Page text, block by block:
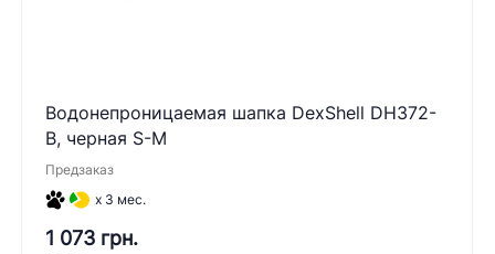
Водонепроницаемая шапка DexShell DH372-
B, черная S-M
Предзаказ
x 3 мес.
1 073 грн.